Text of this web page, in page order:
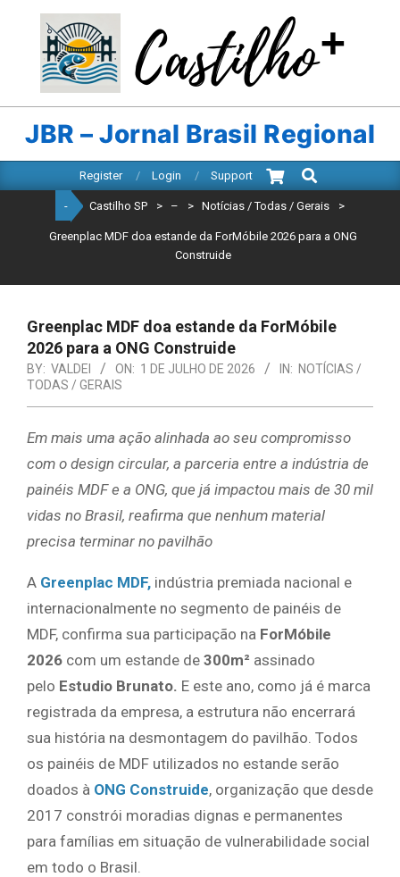
content
CASTILHO
SP
JBR – Jornal Brasil Regional
Navigation
Register Login Support
Search
- Castilho SP > – > Notícias / Todas / Gerais >
Greenplac MDF doa estande da ForMóbile 2026 para a ONG
Construide
Greenplac MDF doa estande da ForMóbile
2026 para a ONG Construide
BY: VALDEI ON: 1 DE JULHO DE 2026 IN: NOTÍCIAS /
TODAS / GERAIS
Em mais uma ação alinhada ao seu compromisso
com o design circular, a parceria entre a indústria de
painéis MDF e a ONG, que já impactou mais de 30 mil
vidas no Brasil, reafirma que nenhum material
precisa terminar no pavilhão
A Greenplac MDF, indústria premiada nacional e
internacionalmente no segmento de painéis de
MDF, confirma sua participação na ForMóbile
2026 com um estande de 300m² assinado
pelo Estudio Brunato. E este ano, como já é marca
registrada da empresa, a estrutura não encerrará
sua história na desmontagem do pavilhão. Todos
os painéis de MDF utilizados no estande serão
doados à ONG Construide, organização que desde
2017 constrói moradias dignas e permanentes
para famílias em situação de vulnerabilidade social
em todo o Brasil.